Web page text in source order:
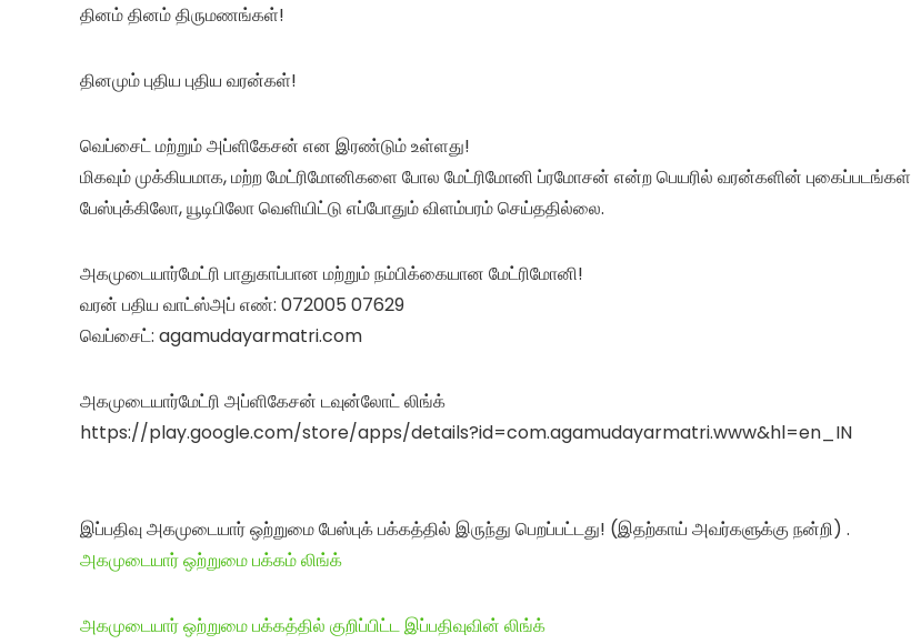
தினம் தினம் திருமணங்கள்!
தினமும் புதிய புதிய வரன்கள்!
வெப்சைட் மற்றும் அப்ளிகேசன் என இரண்டும் உள்ளது!
மிகவும் முக்கியமாக, மற்ற மேட்ரிமோனிகளை போல மேட்ரிமோனி ப்ரமோசன் என்ற பெயரில் வரன்களின் புகைப்படங்கள்
பேஸ்புக்கிலோ, யூடிபிலோ வெளியிட்டு எப்போதும் விளம்பரம் செய்ததில்லை.
அகமுடையார்மேட்ரி பாதுகாப்பான மற்றும் நம்பிக்கையான மேட்ரிமோனி!
வரன் பதிய வாட்ஸ்அப் எண்: 072005 07629
வெப்சைட்: agamudayarmatri.com
அகமுடையார்மேட்ரி அப்ளிகேசன் டவுன்லோட் லிங்க்
https://play.google.com/store/apps/details?id=com.agamudayarmatri.www&hl=en_IN
இப்பதிவு அகமுடையார் ஒற்றுமை பேஸ்புக் பக்கத்தில் இருந்து பெறப்பட்டது! (இதற்காய் அவர்களுக்கு நன்றி) .
அகமுடையார் ஒற்றுமை பக்கம் லிங்க்
அகமுடையார் ஒற்றுமை பக்கத்தில் குறிப்பிட்ட இப்பதிவுவின் லிங்க்